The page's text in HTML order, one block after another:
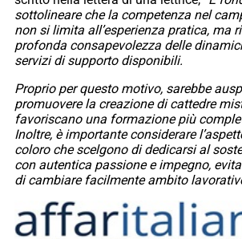
sottolineare che la competenza nel
non si limita all’esperienza pratica, ma
profonda consapevolezza delle
servizi di supporto disponibili.
Proprio per questo motivo, sarebbe
promuovere la creazione di cattedre
favoriscano una formazione più
Inoltre, è importante considerare
coloro che scelgono di dedicarsi al
con autentica passione e impegno,
di cambiare facilmente ambito